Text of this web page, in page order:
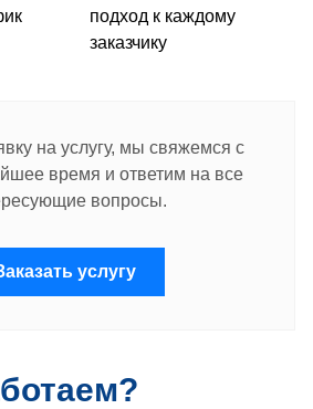
подход к каждому
заказчику
на услугу, мы свяжемся с
время и ответим на все
вопросы.
услугу